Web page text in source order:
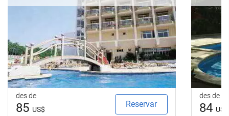
des de
85 US$
Reservar
des de
84 US$